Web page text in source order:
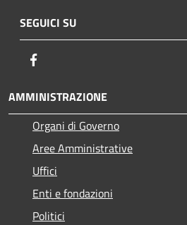
SEGUICI SU
AMMINISTRAZIONE
Organi di Governo
Aree Amministrative
Uffici
Enti e fondazioni
Politici